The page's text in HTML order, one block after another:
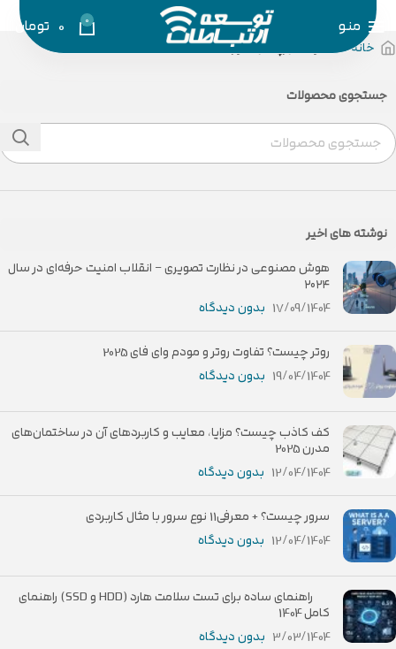
منو 0
0 تومان
خانه محصولات برچسب خورده “Tenda”
جستجوی محصولات
نوشته های اخیر
هوش مصنوعی در نظارت تصویری – انقلاب امنیت حرفه‌ای در سال
۲۰۲۴
17/09/1404 بدون دیدگاه
روتر چیست؟ تفاوت روتر و مودم وای فای 2025
19/04/1404 بدون دیدگاه
کف کاذب چیست؟ مزایا، معایب و کاربردهای آن در ساختمان‌های
مدرن 2025
12/04/1404 بدون دیدگاه
سرور چیست؟ + معرفی11 نوع سرور با مثال کاربردی
12/04/1404 بدون دیدگاه
راهنمای ساده برای تست سلامت هارد (HDD و SSD) راهنمای
کامل 1404
3/03/1404 بدون دیدگاه